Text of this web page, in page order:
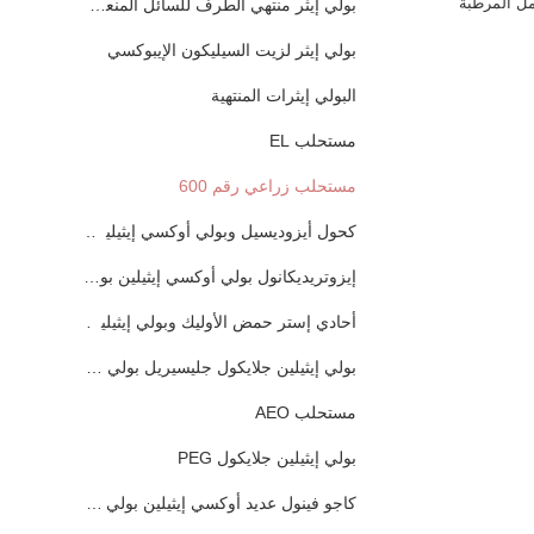
بولي إيثر منتهي الطرف للسائل المنعم السيليكون
بولي إيثر لزيت السيليكون الإيبوكسي
البولي إيثرات المنتهية
مستحلب EL
مستحلب زراعي رقم 600
كحول أيزوديسيل وبولي أوكسي إيثيلين وبولي إيثر
إيزوتريديكانول بولي أوكسي إيثيلين بولي إيثر
أحادي إستر حمض الأوليك وبولي إيثيلين جلايكول
بولي إيثيلين جلايكول جليسيريل بولي إيثر
مستحلب AEO
بولي إيثيلين جلايكول PEG
كاجو فينول عديد أوكسي إيثيلين بولي إيثر